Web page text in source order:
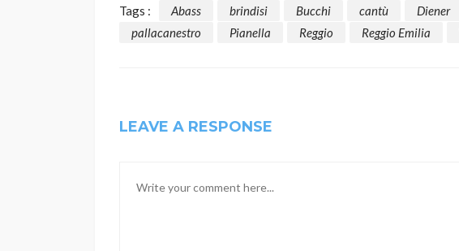
Tags : Abass brindisi Bucchi cantù Diener
pallacanestro
Pianella Reggio Reggio Emilia
LEAVE A RESPONSE